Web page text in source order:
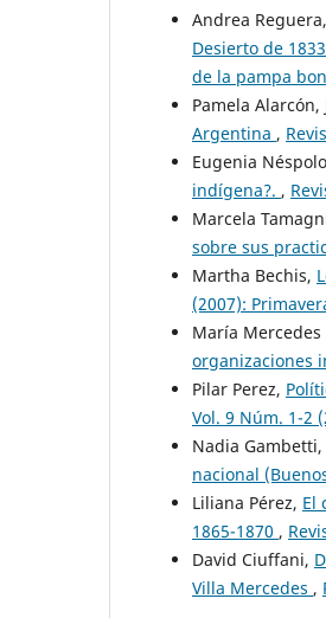
Andrea Reguera,
Desierto de
de la pampa
Pamela
Argentina ,
Eugenia
indígena?. ,
Marcela
sobre sus
Martha Bechis,
(2007):
María Mercedes
organizaciones
Pilar Perez,
Vol. 9 Núm. 1-2
Nadia Gambetti,
nacional
Liliana Pérez, El
1865-1870 ,
David Ciuffani,
Villa Mercedes ,